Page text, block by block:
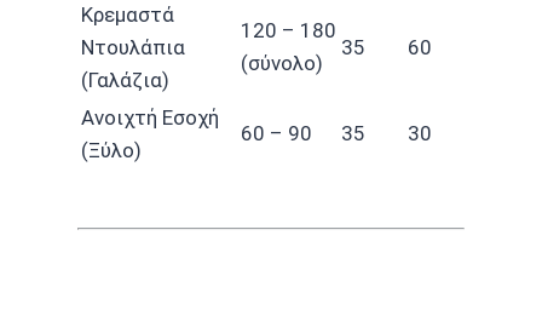
Κρεμαστά
Ντουλάπια
(Γαλάζια)
120 – 180
(σύνολο)
35 60
Ανοιχτή Εσοχή
(Ξύλο)
60 – 90 35 30